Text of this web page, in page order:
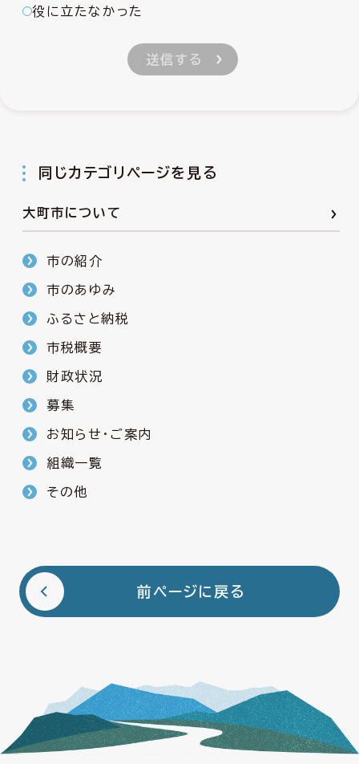
役に立たなかった
同じカテゴリページを見る
大町市について
市の紹介
市のあゆみ
ふるさと納税
市税概要
財政状況
募集
お知らせ・ご案内
組織一覧
その他
前ページに戻る